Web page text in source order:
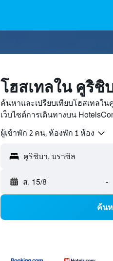
โฮสเทลใน คูริชิ
ค้นหาและเปรียบเทียบโฮสเทลใ
เว็บไซต์การเดินทางบน
ผู้เข้าพัก 2 คน, ห้องพัก 1 ห้อง
ส. 15/8 -
ค้น